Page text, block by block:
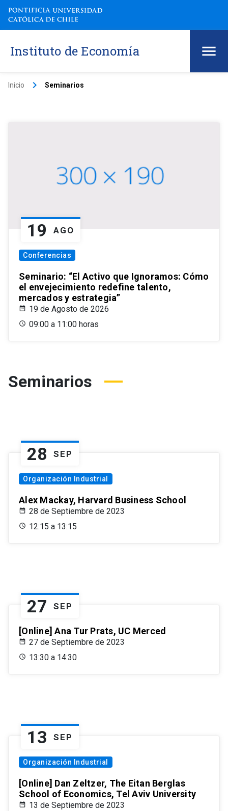
Instituto de Economía
Inicio keyboard_arrow_right Seminarios
19 AGO
Conferencias
Seminario: “El Activo que Ignoramos: Cómo
el envejecimiento redefine talento,
mercados y estrategia”
19 de Agosto de 2026
09:00 a 11:00 horas
Seminarios
28 SEP
Organización Industrial
Alex Mackay, Harvard Business School
28 de Septiembre de 2023
12:15 a 13:15
27 SEP
[Online] Ana Tur Prats, UC Merced
27 de Septiembre de 2023
13:30 a 14:30
13 SEP
Organización Industrial
[Online] Dan Zeltzer, The Eitan Berglas
School of Economics, Tel Aviv University
13 de Septiembre de 2023